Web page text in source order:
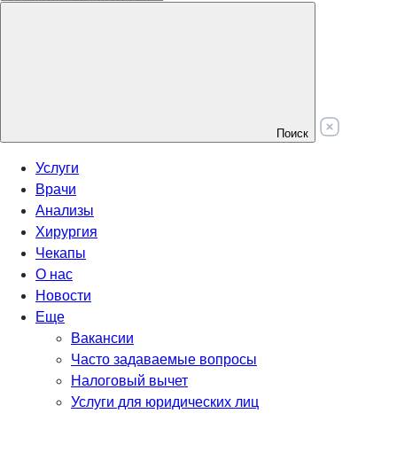
Поиск
Услуги
Врачи
Анализы
Хирургия
Чекапы
О нас
Новости
Еще
Вакансии
Часто задаваемые вопросы
Налоговый вычет
Услуги для юридических лиц